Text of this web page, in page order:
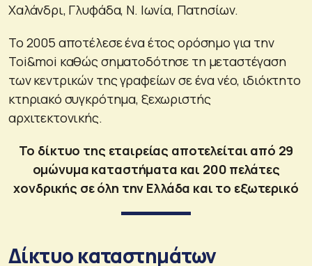
Χαλάνδρι, Γλυφάδα, Ν. Ιωνία, Πατησίων.
Το 2005 αποτέλεσε ένα έτος ορόσημο για την
Toi&moi καθώς σηματοδότησε τη μεταστέγαση
των κεντρικών της γραφείων σε ένα νέο, ιδιόκτητο
κτηριακό συγκρότημα, ξεχωριστής
αρχιτεκτονικής.
Το δίκτυο της εταιρείας αποτελείται από 29
ομώνυμα καταστήματα και 200 πελάτες
χονδρικής σε όλη την Ελλάδα και το εξωτερικό
Δίκτυο καταστημάτων